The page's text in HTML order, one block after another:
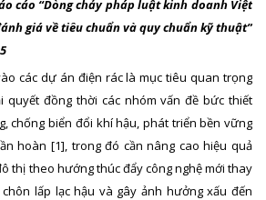
cáo “Dòng chảy pháp luật kinh doanh Việt
giá về tiêu chuẩn và quy chuẩn kỹ thuật”
các dự án điện rác là mục tiêu quan trọng
quyết đồng thời các nhóm vấn đề bức thiết
chống biển đổi khí hậu, phát triển bền vững
hoàn [1], trong đó cần nâng cao hiệu quả
thị theo hướng thúc đẩy công nghệ mới thay
lấp lạc hậu và gây ảnh hưởng xấu đến